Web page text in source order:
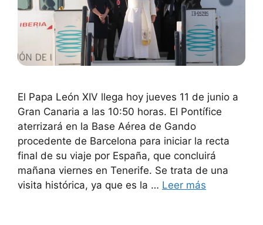
El Papa León XIV llega hoy jueves 11 de junio a
Gran Canaria a las 10:50 horas. El Pontífice
aterrizará en la Base Aérea de Gando
procedente de Barcelona para iniciar la recta
final de su viaje por España, que concluirá
mañana viernes en Tenerife. Se trata de una
visita histórica, ya que es la … Leer más